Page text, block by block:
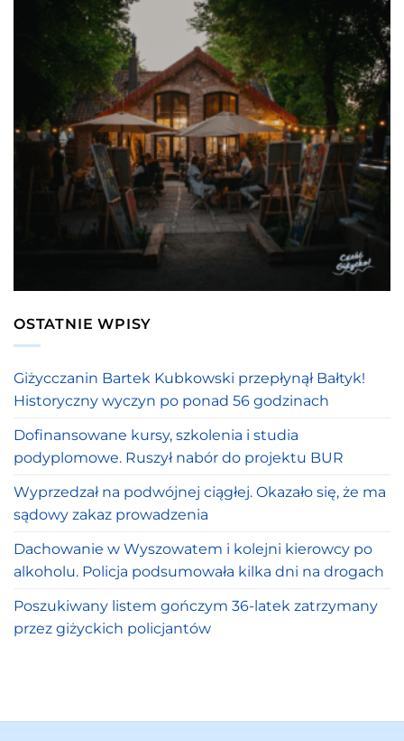
OSTATNIE WPISY
Giżycczanin Bartek Kubkowski przepłynął Bałtyk!
Historyczny wyczyn po ponad 56 godzinach
Dofinansowane kursy, szkolenia i studia
podyplomowe. Ruszył nabór do projektu BUR
Wyprzedzał na podwójnej ciągłej. Okazało się, że ma
sądowy zakaz prowadzenia
Dachowanie w Wyszowatem i kolejni kierowcy po
alkoholu. Policja podsumowała kilka dni na drogach
Poszukiwany listem gończym 36-latek zatrzymany
przez giżyckich policjantów